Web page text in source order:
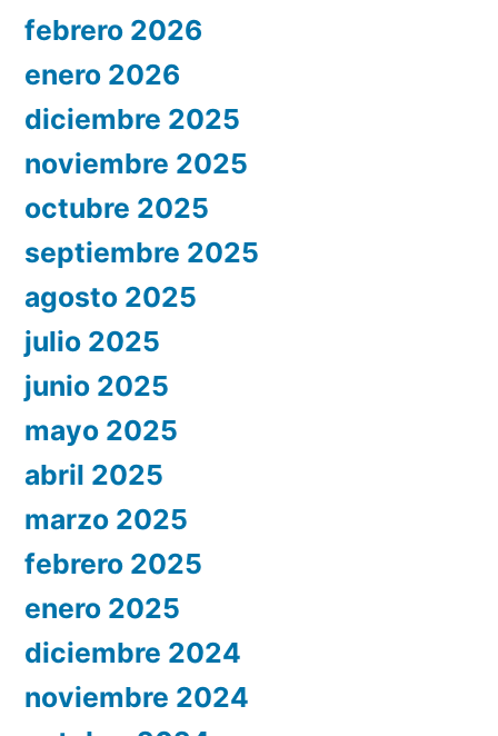
febrero 2026
enero 2026
diciembre 2025
noviembre 2025
octubre 2025
septiembre 2025
agosto 2025
julio 2025
junio 2025
mayo 2025
abril 2025
marzo 2025
febrero 2025
enero 2025
diciembre 2024
noviembre 2024